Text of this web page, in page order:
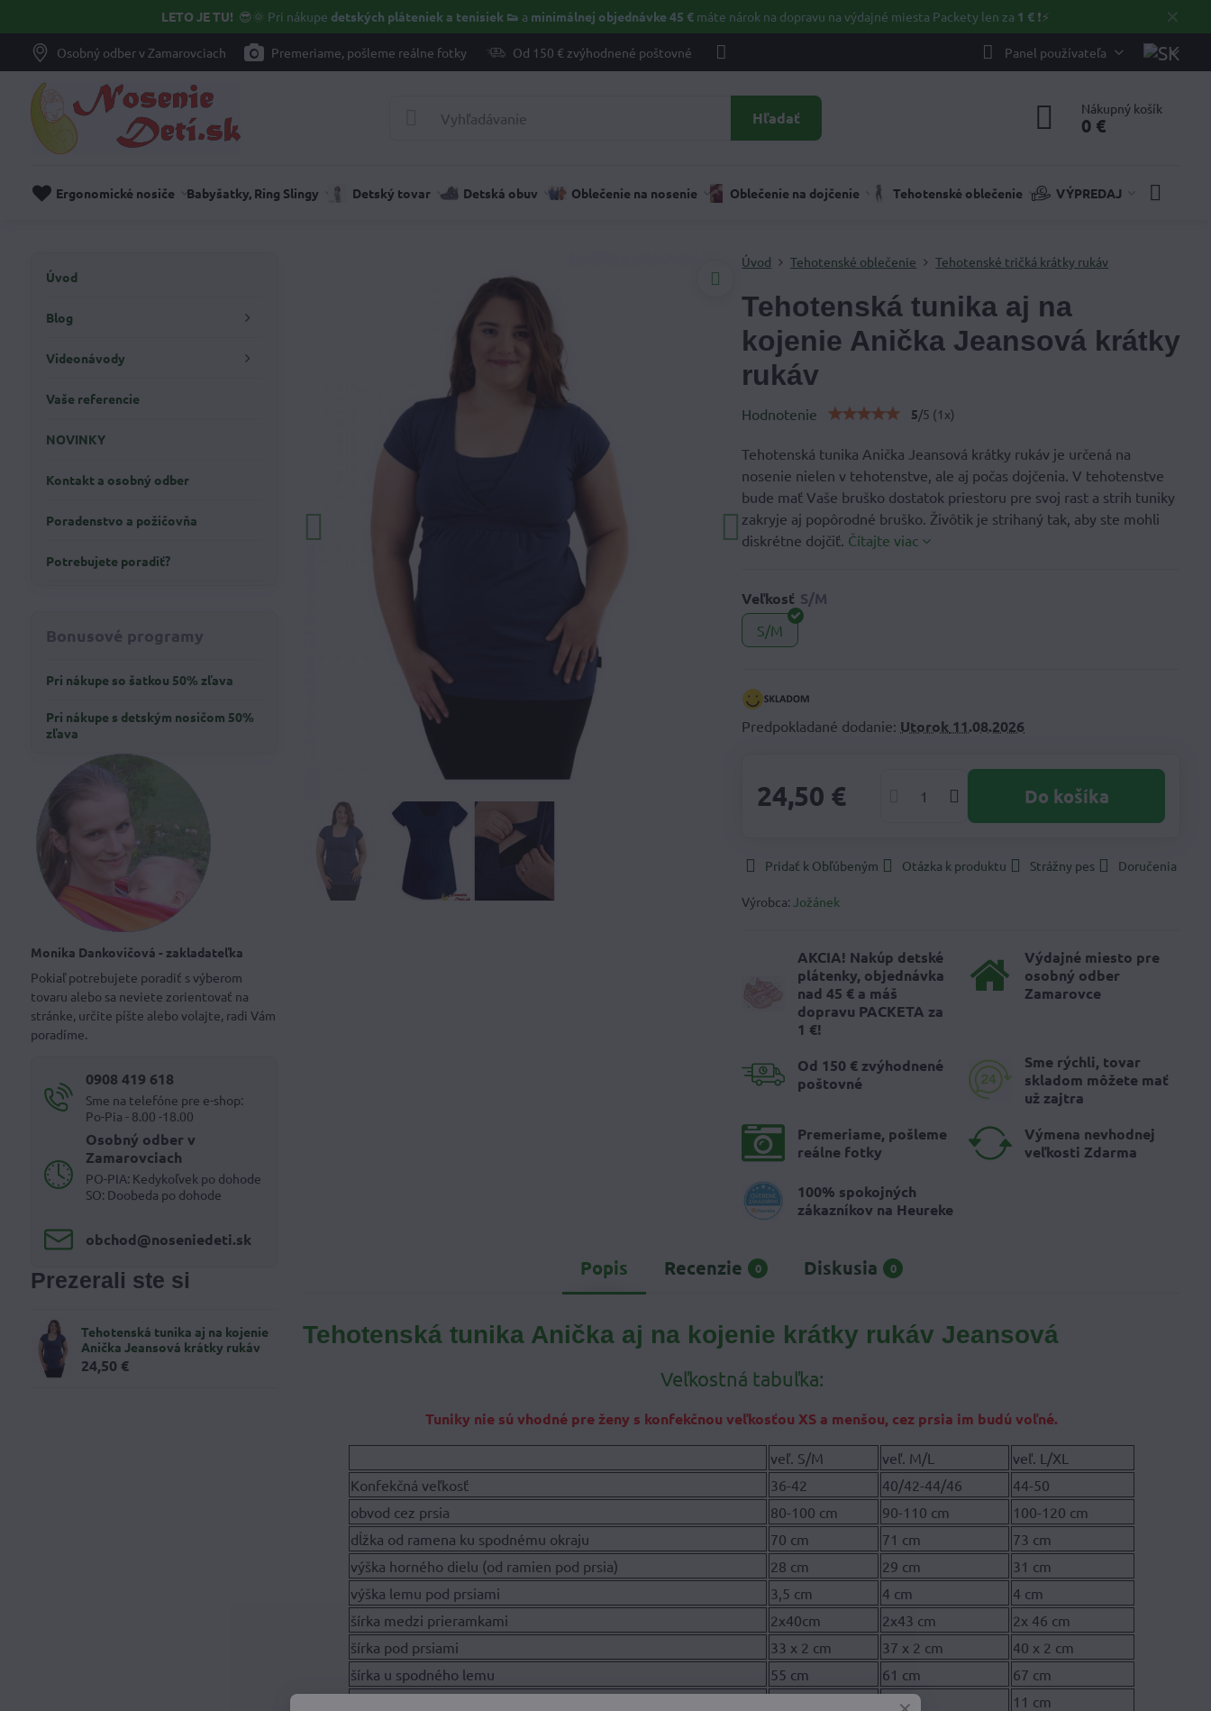
✕
LETO JE TU! 😎🌞 Pri nákupe detských pláteniek a tenisiek 👟 a minimálnej objednávke 45 €máte nárok na dopravu na výdajné miesta Packety len za 1 €❗⚡️
Osobný odber v Zamarovciach Premeriame, pošleme reálne fotky Od 150 € zvýhodnené poštovné Panel používateľa
Hľadať Nákupný košík
0 €
Ergonomické nosiče Babyšatky, Ring Slingy Detský tovar Detská obuv Oblečenie na nosenie Oblečenie na dojčenie Tehotenské oblečenie VÝPREDAJ
Úvod Tehotenské oblečenie Tehotenské tričká krátky rukáv
Tehotenská tunika aj na
kojenie Anička Jeansová krátky
rukáv
Hodnotenie 5/5 (1 x)
Tehotenská tunika Anička Jeansová krátky rukáv je určená na
nosenie nielen v tehotenstve, ale aj počas dojčenia. V tehotenstve
bude mať Vaše bruško dostatok priestoru pre svoj rast a strih tuniky
zakryje aj popôrodné bruško. Živôtik je strihaný tak, aby ste mohli
diskrétne dojčiť. Čítajte viac
Veľkosť
S/M
Predpokladané dodanie: Utorok 11.08.2026
24,50 € Do košíka
Pridať k Obľúbeným Otázka k produktu Strážny pes Doručenia
Výrobca: Jožánek
AKCIA! Nakúp detské
plátenky, objednávka
nad 45 € a máš
dopravu PACKETA za
1 €!
Výdajné miesto pre
osobný odber
Zamarovce
Od 150 € zvýhodnené
poštovné
Sme rýchli, tovar
skladom môžete mať
už zajtra
Premeriame, pošleme
reálne fotky
Výmena nevhodnej
veľkosti Zdarma
100% spokojných
zákazníkov na Heureke
Popis Recenzie 0 Diskusia 0
Tehotenská tunika Anička aj na kojenie krátky rukáv Jeansová
Veľkostná tabuľka:
Tuniky nie sú vhodné pre ženy s konfekčnou veľkosťou XS a menšou, cez prsia im budú voľné.
veľ. S/M veľ. M/L
veľ. L/XL
Konfekčná veľkosť
36-42 40/42-44/46
44-50
obvod cez prsia
80-100 cm 90-110 cm
100-120 cm
dĺžka od ramena ku spodnému okraju
70 cm 71 cm
73 cm
výška horného dielu (od ramien pod prsia)
28 cm 29 cm
31 cm
výška lemu pod prsiami
3,5 cm 4 cm
4 cm
šírka medzi prieramkami
2x40cm 2x43 cm
2x 46 cm
šírka pod prsiami
33 x 2 cm 37 x 2 cm
40 x 2 cm
šírka u spodného lemu
55 cm 61 cm
67 cm
10 cm 11 cm
Úvod
Blog
Videonávody
Vaše referencie
NOVINKY
Kontakt a osobný odber
Poradenstvo a požičovňa
Potrebujete poradiť?
Bonusové programy
Pri nákupe so šatkou 50% zľava
Pri nákupe s detským nosičom 50%
zľava
Monika Dankovičová - zakladateľka
Pokiaľ potrebujete poradiť s výberom
tovaru alebo sa neviete zorientovať na
stránke, určite píšte alebo volajte, radi Vám
poradíme.
0908 419 618
Sme na telefóne pre e-shop:
Po-Pia - 8.00 -18.00
Osobný odber v
Zamarovciach
PO-PIA: Kedykoľvek po dohode
SO: Doobeda po dohode
obchod​@noseniedeti​.sk
Prezerali ste si
Tehotenská tunika aj na kojenie
Anička Jeansová krátky rukáv
24,50 €